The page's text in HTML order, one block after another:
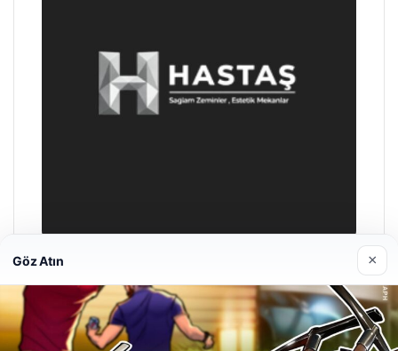
Hastaş Beton
26/05/2026
Göz Atın ×